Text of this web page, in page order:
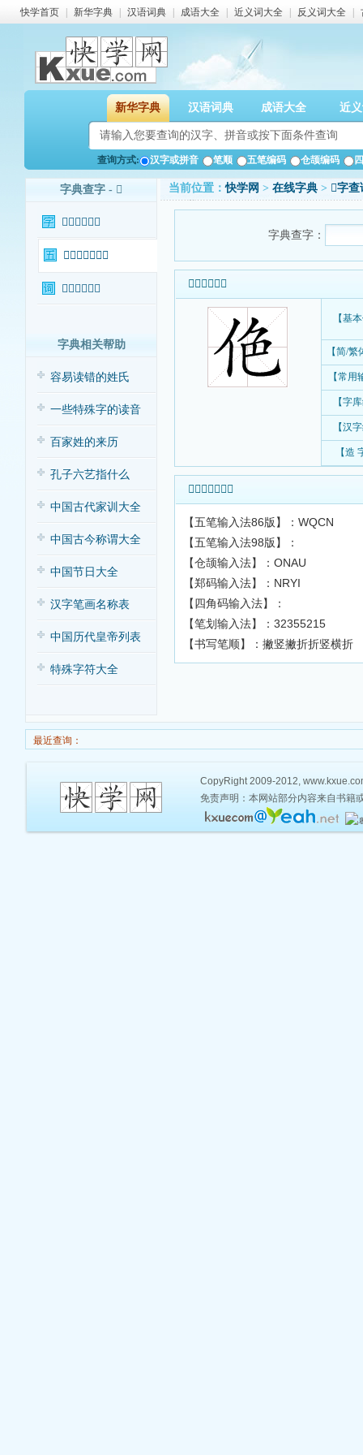
快学首页 新华字典 汉语词典 成语大全 近义词大全 反义词大全
新华字典 汉语词典 成语大全 近
查询方式: 汉字或拼音 笔顺 五笔编码 仓颉编码
字典查字 - 𠈜
𠈜字基本信息
𠈜字输入法查询
𠈜字相关词语
字典相关帮助
容易读错的姓氏
一些特殊字的读音
百家姓的来历
孔子六艺指什么
中国古代家训大全
中国古今称谓大全
中国节日大全
汉字笔画名称表
中国历代皇帝列表
特殊字符大全
当前位置：快学网 > 在线字典 > 𠈜字
字典查字：
𠈜字基本信息
【基
【简/
【常用
【字
【汉
【造
𠈜字输入法查询
【五笔输入法86版】：WQCN
【五笔输入法98版】：
【仓颉输入法】：ONAU
【郑码输入法】：NRYI
【四角码输入法】：
【笔划输入法】：32355215
【书写笔顺】：撇竖撇折折竖横折
最近查询：
CopyRight 2009-2012,
免责声明：本网站部分内容来自书籍